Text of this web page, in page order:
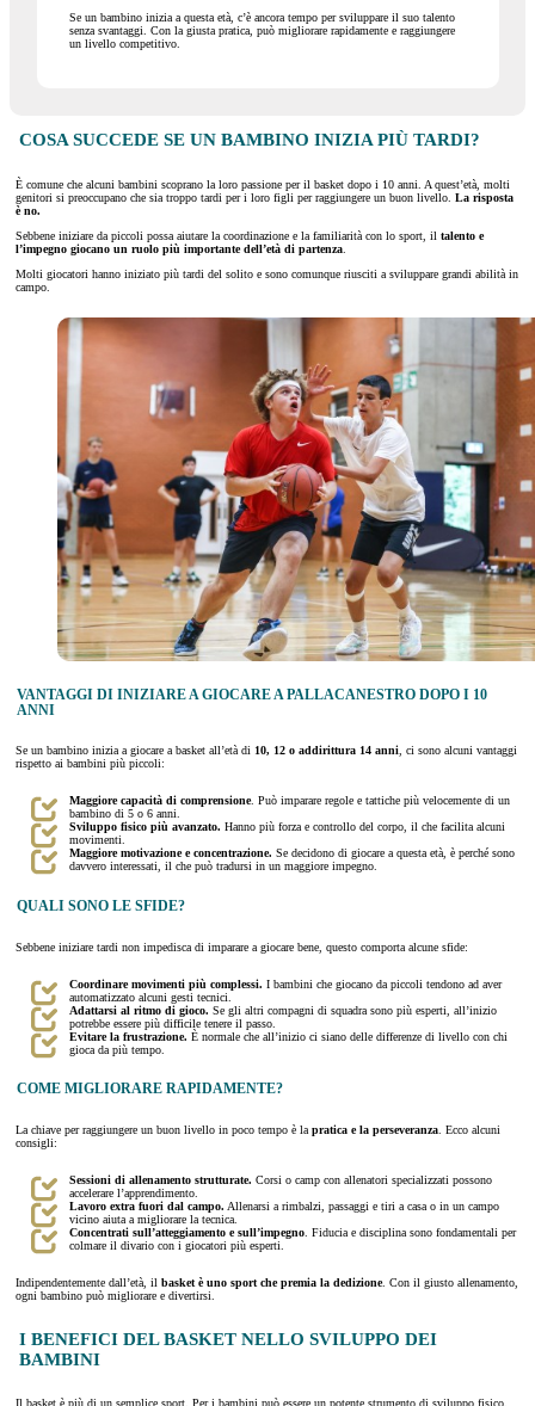
Se un bambino inizia a questa età, c’è ancora tempo per sviluppare il suo talento
senza svantaggi. Con la giusta pratica, può migliorare rapidamente e raggiungere
un livello competitivo.
COSA SUCCEDE SE UN BAMBINO INIZIA PIÙ TARDI?
È comune che alcuni bambini scoprano la loro passione per il basket dopo i 10 anni. A quest’età, molti
genitori si preoccupano che sia troppo tardi per i loro figli per raggiungere un buon livello. La risposta
è no.
Sebbene iniziare da piccoli possa aiutare la coordinazione e la familiarità con lo sport, il talento e
l’impegno giocano un ruolo più importante dell’età di partenza
Molti giocatori hanno iniziato più tardi del solito e sono comunque riusciti a sviluppare grandi abilità in
campo.
VANTAGGI DI INIZIARE A GIOCARE A PALLACANESTRO DOPO I 10
ANNI
Se un bambino inizia a giocare a basket all’età di 10, 12 o addirittura 14 anni, ci sono alcuni vantaggi
rispetto ai bambini più piccoli:
Maggiore capacità di comprensione. Può imparare regole e tattiche più velocemente di un
bambino di 5 o 6 anni.
Sviluppo fisico più avanzato. Hanno più forza e controllo del corpo, il che facilita alcuni
movimenti.
Maggiore motivazione e concentrazione. Se decidono di giocare a questa età, è perché sono
davvero interessati, il che può tradursi in un maggiore impegno.
QUALI SONO LE SFIDE?
Sebbene iniziare tardi non impedisca di imparare a giocare bene, questo comporta alcune sfide:
Coordinare movimenti più complessi. I bambini che giocano da piccoli tendono ad aver
automatizzato alcuni gesti tecnici.
Adattarsi al ritmo di gioco. Se gli altri compagni di squadra sono più esperti, all’inizio
potrebbe essere più difficile tenere il passo.
Evitare la frustrazione. È normale che all’inizio ci siano delle differenze di livello con chi
gioca da più tempo.
COME MIGLIORARE RAPIDAMENTE?
La chiave per raggiungere un buon livello in poco tempo è la pratica e la perseveranza . Ecco alcuni
consigli:
Sessioni di allenamento strutturate. Corsi o camp con allenatori specializzati possono
accelerare l’apprendimento.
Lavoro extra fuori dal campo. Allenarsi a rimbalzi, passaggi e tiri a casa o in un campo
vicino aiuta a migliorare la tecnica.
Concentrati sull’atteggiamento e sull’impegno . Fiducia e disciplina sono fondamentali per
colmare il divario con i giocatori più esperti.
Indipendentemente dall’età, il basket è uno sport che premia la dedizione. Con il giusto allenamento,
ogni bambino può migliorare e divertirsi.
I BENEFICI DEL BASKET NELLO SVILUPPO DEI
BAMBINI
Il basket è più di un semplice sport. Per i bambini può essere un potente strumento di sviluppo fisico,